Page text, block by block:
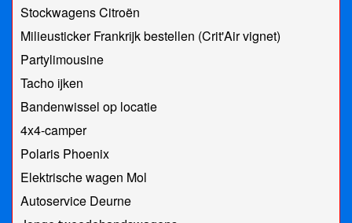
Stockwagens Citroën
Milieusticker Frankrijk bestellen (Crit'Air vignet)
Partylimousine
Tacho ijken
Bandenwissel op locatie
4x4-camper
Polaris Phoenix
Elektrische wagen Mol
Autoservice Deurne